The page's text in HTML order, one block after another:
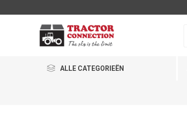
ALLE CATEGORIEËN